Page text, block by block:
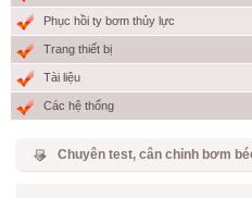
Phục hồi ty bơm thủy lực
Trang thiết bị
Tài liệu
Các hệ thống
Chuyên test, cân chỉnh bơm